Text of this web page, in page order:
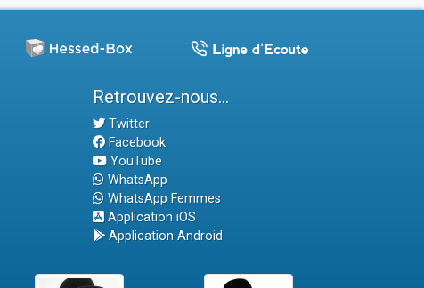
Retrouvez-nous...
Twitter
Facebook
YouTube
WhatsApp
WhatsApp Femmes
Application iOS
Application Android